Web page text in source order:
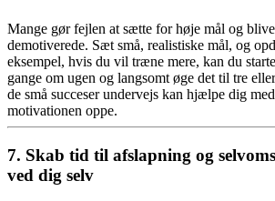
Mange gør fejlen at sætte for høje mål og
demotiverede. Sæt små, realistiske mål, og
eksempel, hvis du vil træne mere, kan du
gange om ugen og langsomt øge det til tre
de små succeser undervejs kan hjælpe dig
motivationen oppe.
7. Skab tid til afslapning og
ved dig selv